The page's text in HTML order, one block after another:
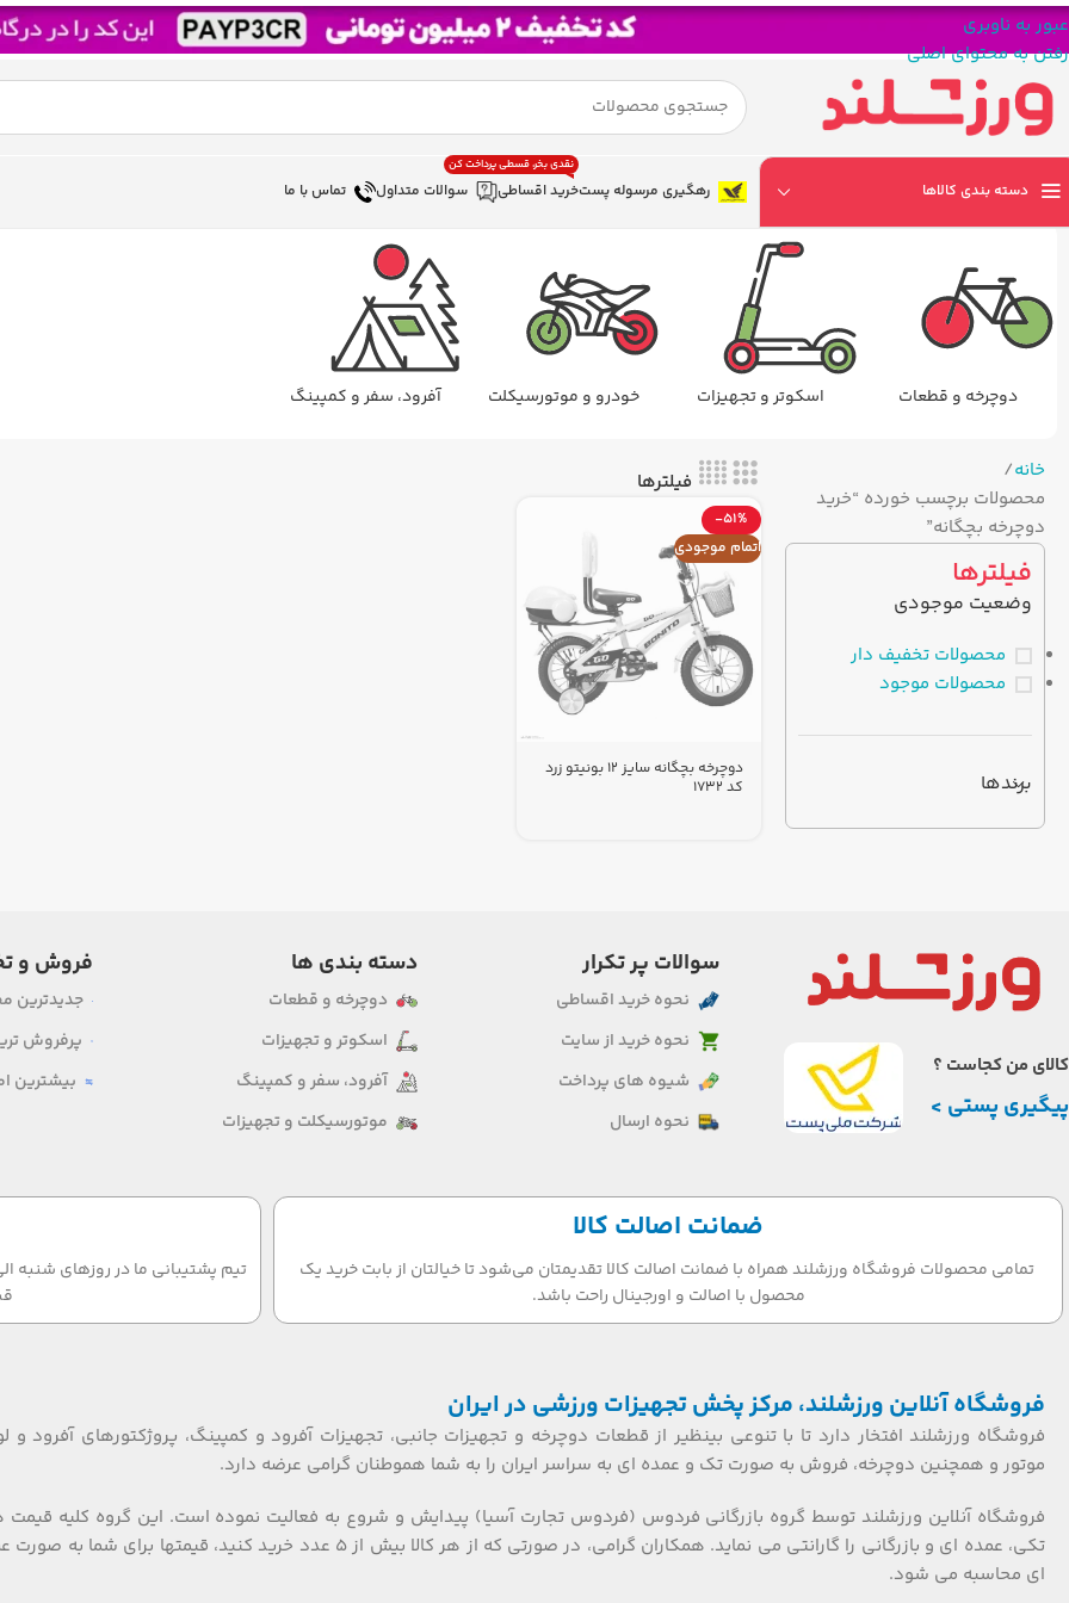
عبور به ناوبری
رفتن به محتوای اصلی
دسته بندی کالاها رهگیری مرسوله پستخرید اقساطی
نقدی بخر، قسطی پرداخت کن
سوالات متداول تماس با ما
دوچرخه و قطعات اسکوتر و تجهیزات خودرو و موتورسیکلت آفرود، سفر و کمپینگ
خانه
محصولات برچسب خورده “خرید
دوچرخه بچگانه”
فیلترها
وضعیت موجودی
محصولات تخفیف دار
محصولات موجود
برندها
فیلترها
-51%
اتمام موجودی
دوچرخه بچگانه سایز 12 بونیتو زرد
کد 1732
کالای من کجاست ؟
پیگیری پستی >
سوالات پر تکرار
نحوه خرید اقساطی
نحوه خرید از سایت
شیوه های پرداخت
نحوه ارسال
دسته بندی ها
دوچرخه و قطعات
اسکوتر و تجهیزات
آفرود، سفر و کمپینگ
موتورسیکلت و تجهیزات
فروش و
جدیدترین
پرفروش
بیشترین
ضمانت اصالت کالا
تمامی محصولات فروشگاه ورزشلند همراه با ضمانت اصالت کالا تقدیمتان می‌شود تا خیالتان از بابت خرید یک
محصول با اصالت و اورجینال راحت باشد.
فروشگاه آنلاین ورزشلند، مرکز پخش تجهیزات ورزشی در ایران
فروشگاه ورزشلند افتخار دارد تا با تنوعی بینظیر از قطعات دوچرخه و تجهیزات جانبی، تجهیزات آفرود و کمپینگ، پروژکتورهای آفرود و
موتور و همچنین دوچرخه، فروش به صورت تک و عمده ای به سراسر ایران را به شما هموطنان گرامی عرضه دارد.
فروشگاه آنلاین ورزشلند توسط گروه بازرگانی فردوس (فردوس تجارت آسیا) پیدایش و شروع به فعالیت نموده است. این گروه کلیه قیمت
تکی، عمده ای و بازرگانی را گارانتی می نماید. همکاران گرامی، در صورتی که از هر کالا بیش از ۵ عدد خرید کنید، قیمتها برای شما
ای محاسبه می شود.